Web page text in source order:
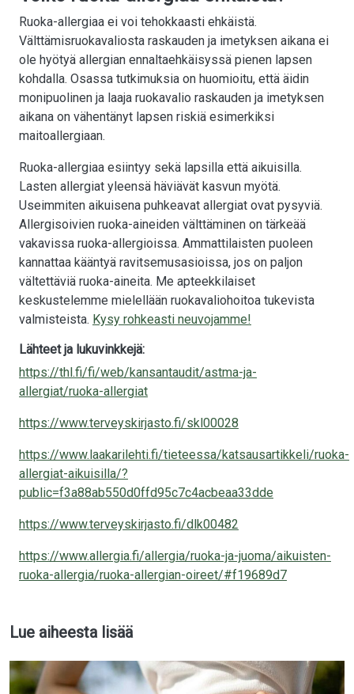
Ruoka-allergiaa ei voi tehokkaasti ehkäistä.
Välttämisruokavaliosta raskauden ja imetyksen aikana ei
ole hyötyä allergian ennaltaehkäisyssä pienen lapsen
kohdalla. Osassa tutkimuksia on huomioitu, että äidin
monipuolinen ja laaja ruokavalio raskauden ja imetyksen
aikana on vähentänyt lapsen riskiä esimerkiksi
maitoallergiaan.
Ruoka-allergiaa esiintyy sekä lapsilla että aikuisilla.
Lasten allergiat yleensä häviävät kasvun myötä.
Useimmiten aikuisena puhkeavat allergiat ovat pysyviä.
Allergisoivien ruoka-aineiden välttäminen on tärkeää
vakavissa ruoka-allergioissa. Ammattilaisten puoleen
kannattaa kääntyä ravitsemusasioissa, jos on paljon
vältettäviä ruoka-aineita. Me apteekkilaiset
keskustelemme mielellään ruokavaliohoitoa tukevista
valmisteista. Kysy rohkeasti neuvojamme!
Lähteet ja lukuvinkkejä:
https://thl.fi/fi/web/kansantaudit/astma-ja-
allergiat/ruoka-allergiat
https://www.terveyskirjasto.fi/skl00028
https://www.laakarilehti.fi/tieteessa/katsausartikkeli/ruoka-
allergiat-aikuisilla/?
public=f3a88ab550d0ffd95c7c4acbeaa33dde
https://www.terveyskirjasto.fi/dlk00482
https://www.allergia.fi/allergia/ruoka-ja-juoma/aikuisten-
ruoka-allergia/ruoka-allergian-oireet/#f19689d7
Lue aiheesta lisää